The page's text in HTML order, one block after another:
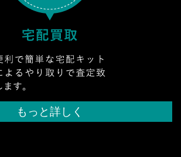
もっと詳しく